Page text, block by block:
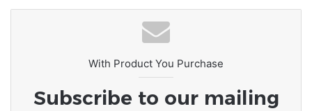
With Product You Purchase
Subscribe to our mailing